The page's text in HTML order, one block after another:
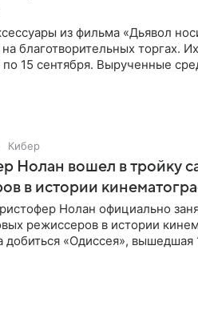
из фильма «Дьявол
благотворительных торгах.
по 15 сентября. Вырученные
Кибер
Нолан вошел в тройку
в истории
Нолан официально
режиссеров в истории
добиться «Одиссея»,